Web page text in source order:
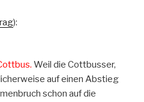
):
Weil die Cottbusser,
auf einen Abstieg
schon auf die